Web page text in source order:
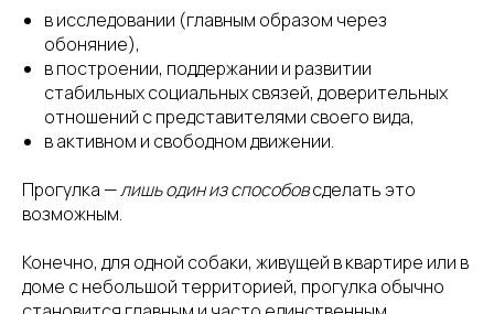
в исследовании (главным образом через
обоняние),
в построении, поддержании и развитии
стабильных социальных связей, доверительных
отношений с представителями своего вида,
в активном и свободном движении.
Прогулка —лишь один из способовсделать это
возможным.
Конечно, для одной собаки, живущей в квартире или в
доме с небольшой территорией, прогулка обычно